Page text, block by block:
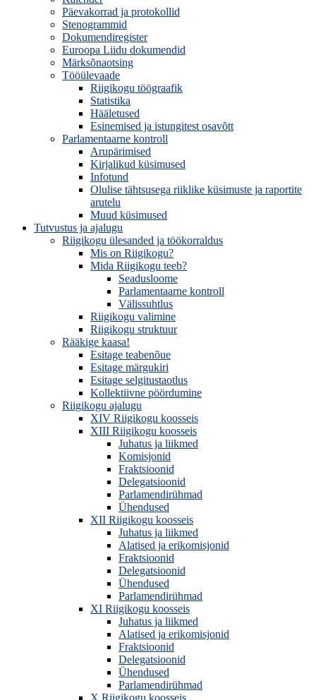
Päevakorrad ja protokollid
Stenogrammid
Dokumendiregister
Euroopa Liidu dokumendid
Märksõnaotsing
Tööülevaade
Riigikogu töögraafik
Statistika
Hääletused
Esinemised ja istungitest osavõtt
Parlamentaarne kontroll
Arupärimised
Kirjalikud küsimused
Infotund
Olulise tähtsusega riiklike küsimuste ja raportite
arutelu
Muud küsimused
Tutvustus ja ajalugu
Riigikogu ülesanded ja töökorraldus
Mis on Riigikogu?
Mida Riigikogu teeb?
Seadusloome
Parlamentaarne kontroll
Välissuhtlus
Riigikogu valimine
Riigikogu struktuur
Rääkige kaasa!
Esitage teabenõue
Esitage märgukiri
Esitage selgitustaotlus
Kollektiivne pöördumine
Riigikogu ajalugu
XIV Riigikogu koosseis
XIII Riigikogu koosseis
Juhatus ja liikmed
Komisjonid
Fraktsioonid
Delegatsioonid
Parlamendirühmad
Ühendused
XII Riigikogu koosseis
Juhatus ja liikmed
Alatised ja erikomisjonid
Fraktsioonid
Delegatsioonid
Ühendused
Parlamendirühmad
XI Riigikogu koosseis
Juhatus ja liikmed
Alatised ja erikomisjonid
Fraktsioonid
Delegatsioonid
Ühendused
Parlamendirühmad
X Riigikogu koosseis